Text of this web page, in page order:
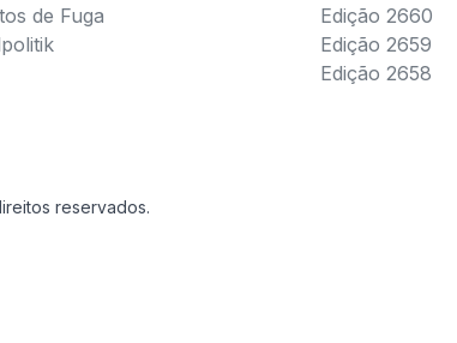
de Fuga
Edição 2660
Edição 2659
Edição 2658
reservados.